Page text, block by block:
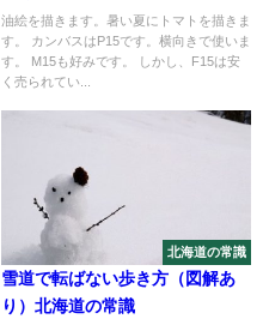
油絵を描きます。暑い夏にトマトを描きま
す。 カンバスはP15です。横向きで使いま
す。 M15も好みです。 しかし、F15は安
く売られてい...
北海道の常識
雪道で転ばない歩き方（図解あ
り）北海道の常識